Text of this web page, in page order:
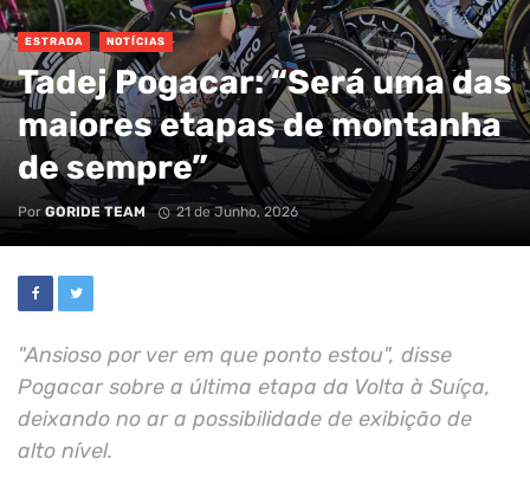
ESTRADA NOTÍCIAS
Tadej Pogacar: “Será uma das
maiores etapas de montanha
de sempre”
Por GORIDE TEAM 21 de Junho, 2026
"Ansioso por ver em que ponto estou", disse
Pogacar sobre a última etapa da Volta à Suíça,
deixando no ar a possibilidade de exibição de
alto nível.